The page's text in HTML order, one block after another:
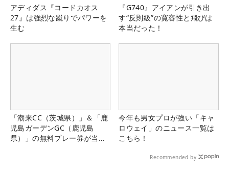
アディダス『コードカオス
27』は強烈な蹴りでパワーを
生む
『G740』アイアンが引き出
す“反則級”の寛容性と飛びは
本当だった！
「潮来CC（茨城県）」＆「鹿
児島ガーデンGC（鹿児島
県）」の無料プレー券が当た
今年も男女プロが強い「キャ
ロウェイ」のニュース一覧は
こちら！
Recommended by